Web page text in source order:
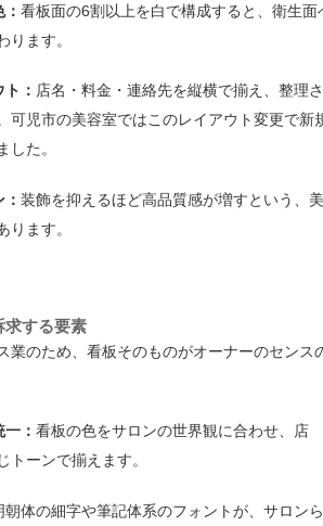
看板面の6割以上を白で構成すると、衛生面
ります。
： 店名・料金・連絡先を縦横で揃え、整理さ
可児市の美容室ではこのレイアウト変更で新
した。
装飾を抑えるほど高品質感が増すという、美
ります。
する要素
業のため、看板そのものがオーナーのセンス
： 看板の色をサロンの世界観に合わせ、店
トーンで揃えます。
朝体の細字や筆記体系のフォントが、サロンら